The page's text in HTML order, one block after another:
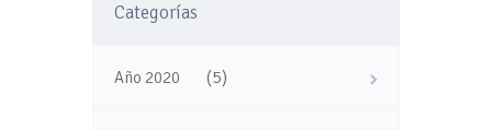
Categorías
Año 2020 (5)